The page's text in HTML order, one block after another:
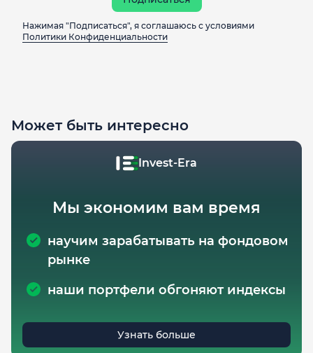
Нажимая "Подписаться", я соглашаюсь с условиями
Политики Конфиденциальности
Может быть интересно
Invest-Era
Мы экономим вам время
научим зарабатывать на фондовом
рынке
наши портфели обгоняют индексы
Узнать больше